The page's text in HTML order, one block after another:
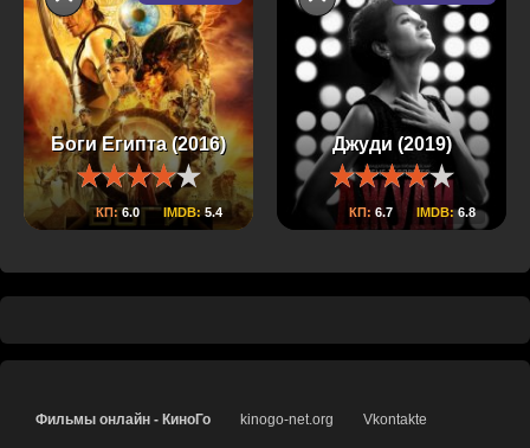
Боги Египта (2016)
КП:6.0 IMDB:5.4
Джуди (2019)
КП: 6.7 IMDB:6.8
Фильмы онлайн - КиноГо kinogo-net.org Vkontakte